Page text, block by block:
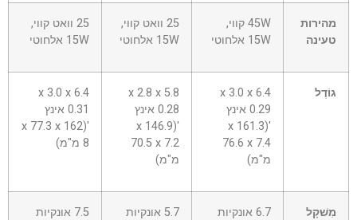
מהירות
טעינה
45W קווי,
15W אלחוטי
25 וואט קווי,
15W אלחוטי
25 וואט קווי,
15W אלחוטי
גוֹדֶל
6.4 x 3.0 x
0.29 אינץ
'(161.3 x
76.6 x 7.4
מ"מ)
5.8 x 2.8 x
0.28 אינץ
'(146.9 x
70.5 x 7.2
מ"מ)
6.4 x 3.0 x
0.31 אינץ
'(162 x 77.3 x
8 מ"מ)
מִשׁקָל
6.7 אונקיות
5.7 אונקיות
7.5 אונקיות